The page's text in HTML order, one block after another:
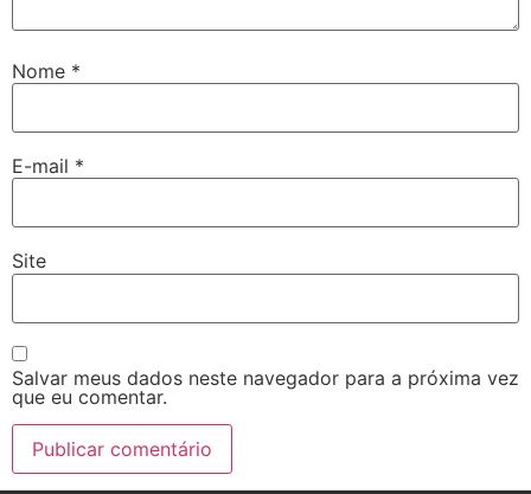
Nome *
E-mail *
Site
Salvar meus dados neste navegador para a próxima vez
que eu comentar.